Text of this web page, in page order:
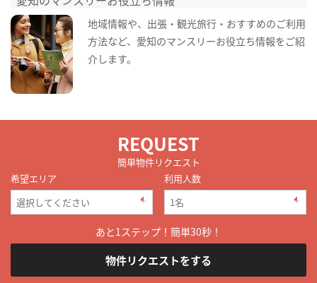
地域情報や、出張・観光旅行・おすすめのご利用
方法など、愛知のマンスリーお役立ち情報をご紹
介します。
REQUEST
簡単物件リクエスト
希望エリア
利用人数
あと1ステップ！簡単30秒！
物件リクエストをする